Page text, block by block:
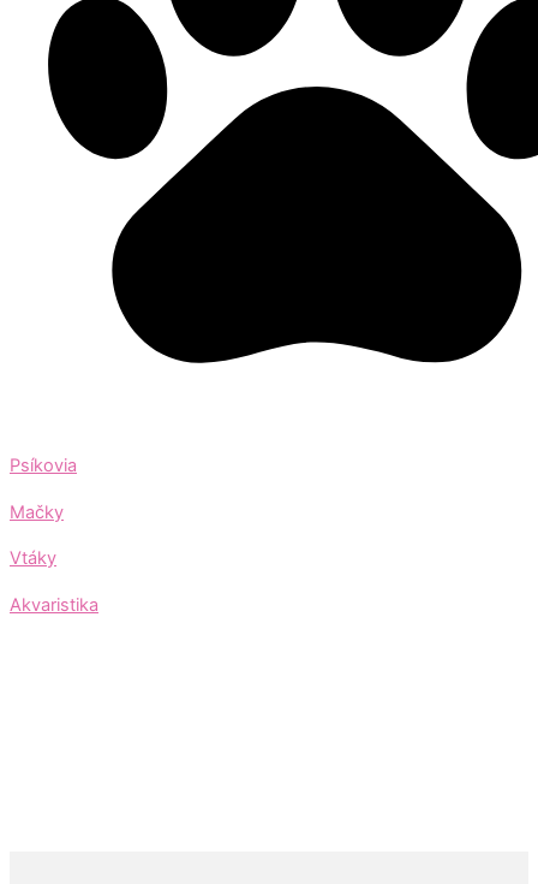
Psíkovia
Mačky
Vtáky
Akvaristika